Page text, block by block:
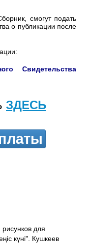
смогут подать
о публикации после
Свидетельства
ЗДЕСЬ
для
күні". Кушкеев